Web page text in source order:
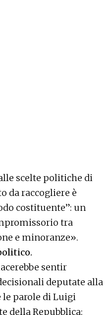
scelte politiche di
da raccogliere è
costituente”: un
tra
e minoranze».
sentir
deputate alla
parole di Luigi
della Repubblica: